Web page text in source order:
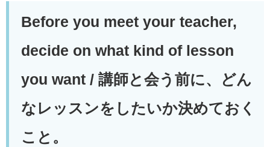
Before you meet your teacher,
decide on what kind of lesson
you want / 講師と会う前に、どん
なレッスンをしたいか決めておく
こと。